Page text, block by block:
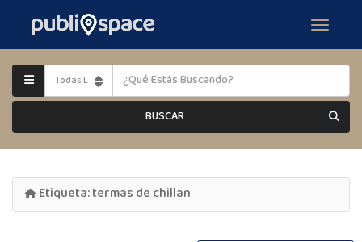
BUSCAR
Etiqueta:termas de chillan